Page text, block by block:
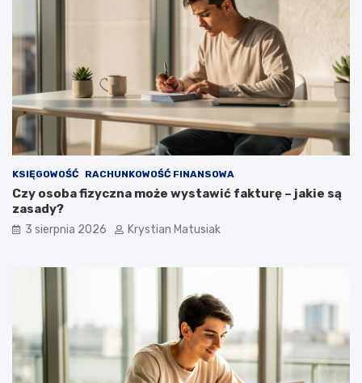
KSIĘGOWOŚĆ RACHUNKOWOŚĆ FINANSOWA
Czy osoba fizyczna może wystawić fakturę – jakie są
zasady?
3 sierpnia 2026 Krystian Matusiak